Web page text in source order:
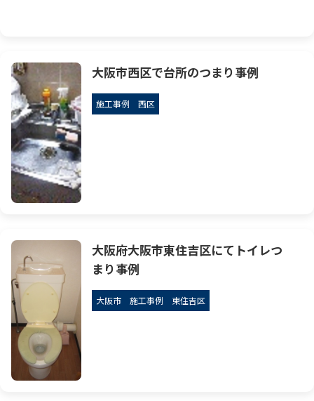
大阪市西区で台所のつまり事例
施工事例 西区
大阪府大阪市東住吉区にてトイレつ
まり事例
大阪市 施工事例 東住吉区